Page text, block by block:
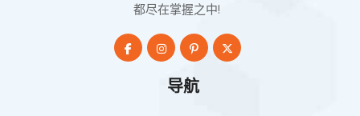
都尽在掌握之中!
导航